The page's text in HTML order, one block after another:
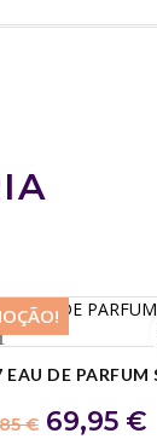
DE PARFUM
regular
€ Preço
69,95 €